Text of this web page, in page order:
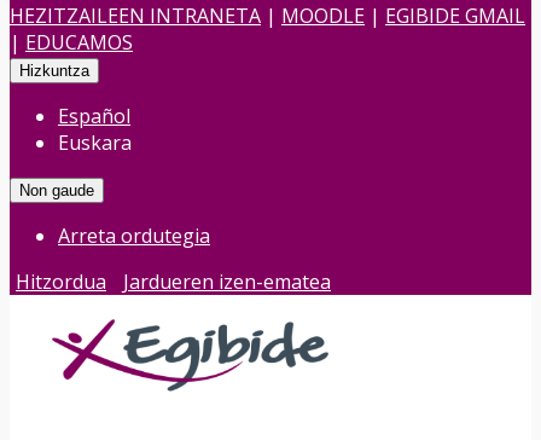
HEZITZAILEEN INTRANETA | MOODLE | EGIBIDE GMAIL
| EDUCAMOS
Hizkuntza
Español
Euskara
Non gaude
Arreta ordutegia
Hitzordua
Jardueren izen-ematea